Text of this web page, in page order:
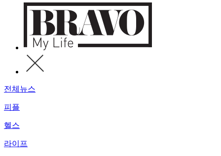
전체뉴스
피플
헬스
라이프